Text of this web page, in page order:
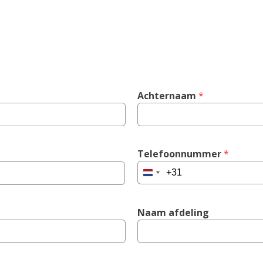
Achternaam *
Telefoonnummer *
Netherlands
Naam afdeling